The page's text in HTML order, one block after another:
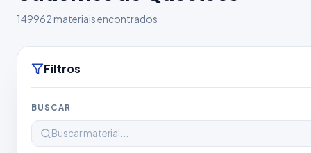
149962 materiais encontrados
Filtros
BUSCAR